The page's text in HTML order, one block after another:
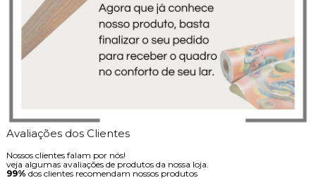
Avaliações dos Clientes
Nossos clientes falam por nós!
veja algumas avaliações de produtos da nossa loja.
99% dos clientes recomendam nossos produtos